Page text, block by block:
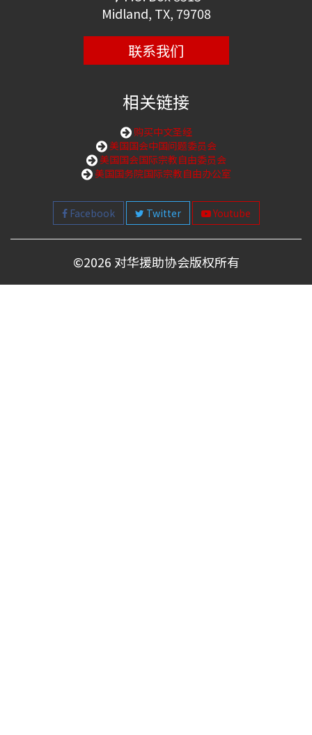
Midland, TX, 79708
联系我们
相关链接
购买中文圣经
美国国会中国问题委员会
美国国会国际宗教自由委员会
美国国务院国际宗教自由办公室
Facebook Twitter Youtube
©2026 对华援助协会版权所有